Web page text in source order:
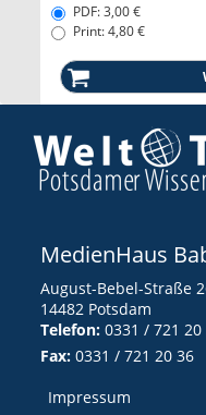
PDF: 3,00 €
Print: 4,80 €
MedienHaus
August-Bebel-Straße
14482 Potsdam
Telefon: 0331 / 721 20
Fax: 0331 / 721 20 36
Impressum